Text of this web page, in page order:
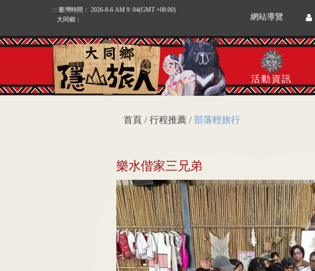
::: 臺灣時間： 2026-8-6 AM 9: 04(GMT +08:00)
大同鄉：
網站導覽
活動資訊
首頁 / 行程推薦 / 部落輕旅行
樂水偕家三兄弟